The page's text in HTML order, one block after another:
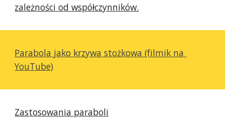
zależności od współczynników.
Parabola jako krzywa stożkowa (filmik na
YouTube)
Zastosowania paraboli